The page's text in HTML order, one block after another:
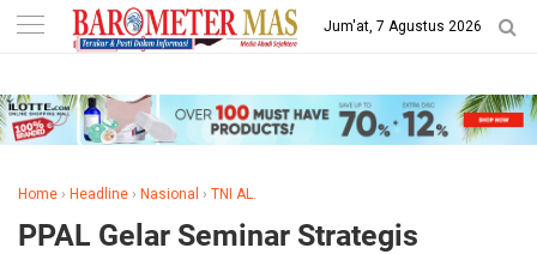
-->
Jum'at, 7 Agustus 2026
Home › Headline › Nasional › TNI AL.
PPAL Gelar Seminar Strategis